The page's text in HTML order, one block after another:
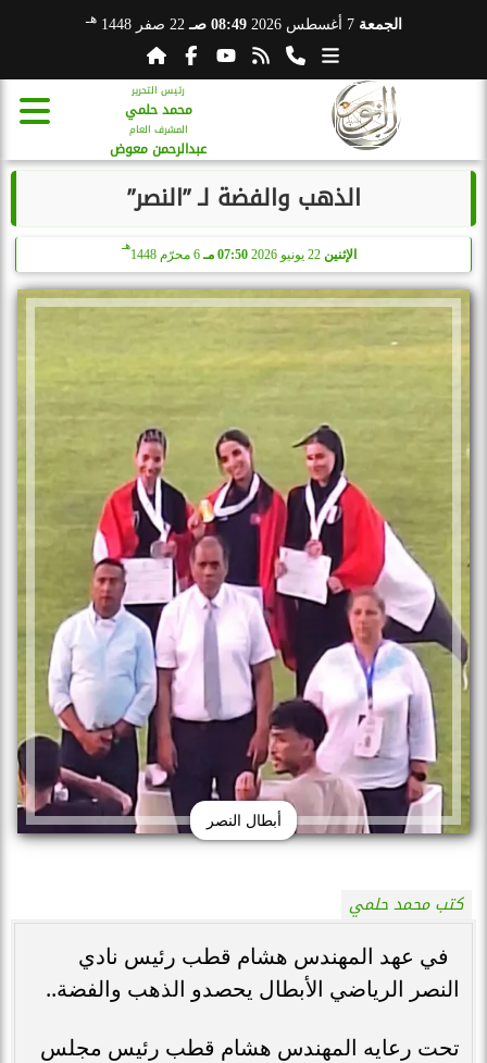
الجمعة 7 أغسطس 2026 08:49 صـ 22 صفر 1448 هـ
رئيس التحرير
محمد حلمي
المشرف العام
عبدالرحمن معوض
الذهب والفضة لـ ”النصر”
الإثنين 07:50 مـ 6 محرّم 1448
هـ
أبطال النصر
كتب محمد حلمي
في عهد المهندس هشام قطب رئيس نادي
النصر الرياضي الأبطال يحصدو الذهب والفضة..
تحت رعايه المهندس هشام قطب رئيس مجلس